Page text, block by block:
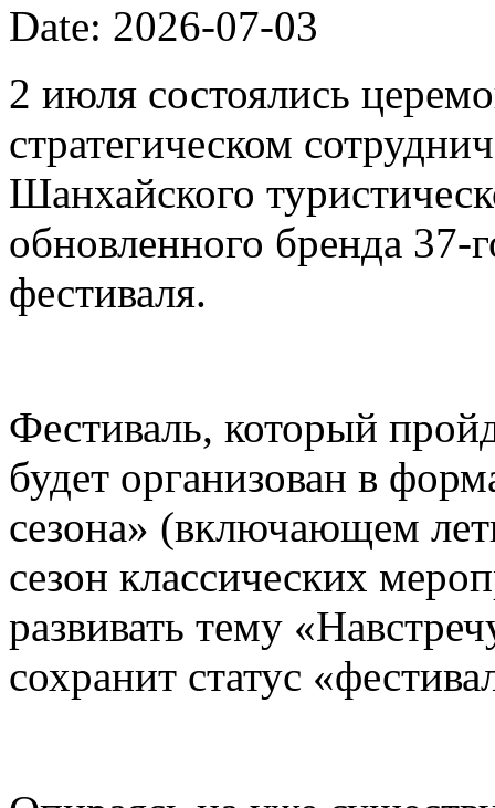
Date: 2026-07-03
2 июля состоялись
стратегическом
Шанхайского
обновленного бренда 37-
фестиваля.
Фестиваль, который
будет организован в
сезона» (включающем
сезон классических
развивать тему
сохранит статус